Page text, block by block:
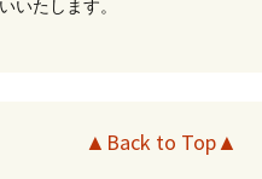
いたします。
▲Back to Top▲